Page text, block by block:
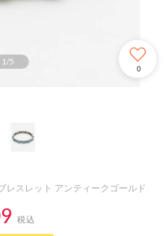
1/5
0
レスレット アンティークゴールド
税込